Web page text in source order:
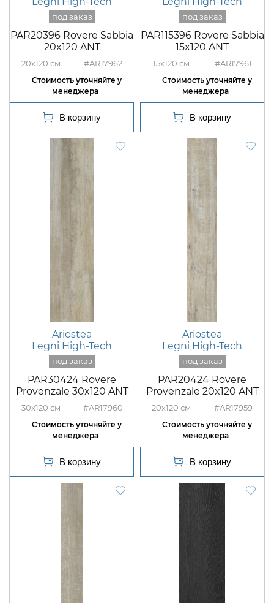
PAR20396 Rovere Sabbia
20x120 ANT
20x120 #AR17962
PAR115396 Rovere Sabbia
15x120 ANT
15x120 #AR17961
Ariostea
Legni High-Tech
PAR30424 Rovere
Provenzale 30x120 ANT
30x120 #AR17960
Ariostea
Legni High-Tech
PAR20424 Rovere
Provenzale 20x120 ANT
20x120 #AR17959